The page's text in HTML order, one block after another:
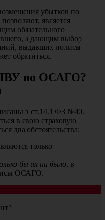
убытков по
является
обязательного
а дающим выбор
выдавших полисы
обратиться.
ПВУ по ОСАГО?
в ст.14.1 ФЗ №40.
в свою страховую
два обстоятельства:
только
бы их ни было, в
ОСАГО.